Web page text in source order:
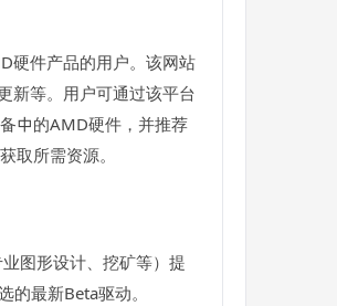
硬件产品的用户。该网站
新等。用户可通过该平台
中的AMD硬件，并推荐
取所需资源。
图形设计、挖矿等）提
最新Beta驱动。